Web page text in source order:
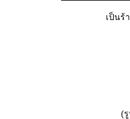
เป็นร้
(